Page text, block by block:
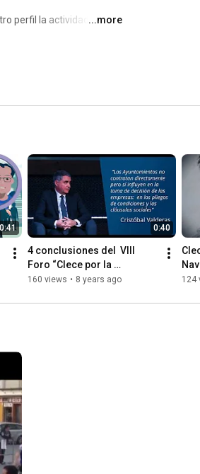
perfil la actividad de
de aquellos colectivos
...more
0:41 0:40
4 conclusiones del  VIII
Foro “Clece por la
integración”
160 views • 8 years ago 124